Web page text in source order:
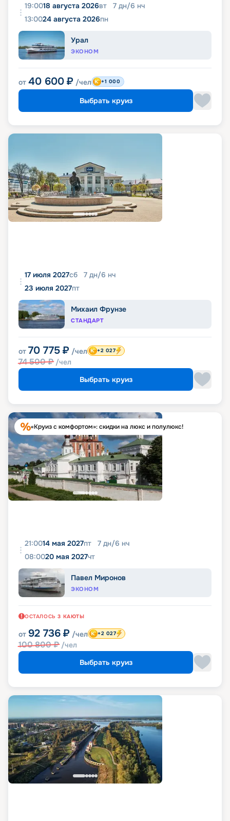
19:0018 августа 2026вт 7 дн/6 нч
13:0024 августа 2026пн
Урал
ЭКОНОМ
от 40 600 ₽ /чел +1 000
Выбрать круиз
17 июля 2027сб 7 дн/6 нч
23 июля 2027пт
Михаил Фрунзе
СТАНДАРТ
от 70 775 ₽ /чел
74 500₽ /чел
+2 027
Выбрать круиз
«Круиз с комфортом»: скидки на люкс и полулюкс!
21:0014 мая 2027пт 7 дн/6 нч
08:0020 мая 2027чт
Павел Миронов
ЭКОНОМ
ОСТАЛОСЬ 3 КАЮТЫ
от 92 736 ₽ /чел
100 800₽ /чел
+2 027
Выбрать круиз